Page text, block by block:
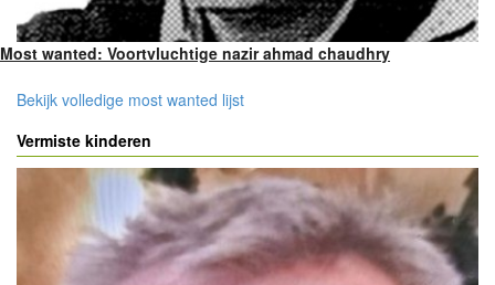
Most wanted: Voortvluchtige nazir ahmad chaudhry
Bekijk volledige most wanted lijst
Vermiste kinderen